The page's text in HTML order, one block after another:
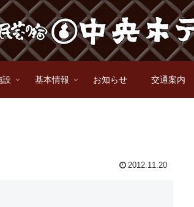
設 基本情報 お知らせ 交通案内
2012.11.20